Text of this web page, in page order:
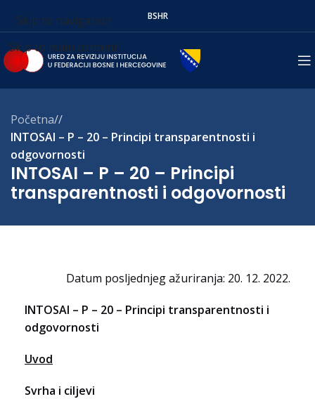
Skip to navigation
Skip to main content
BSHR
INTOSAI – P – 20 – Principi
transparentnosti i odgovornosti
Početna/
INTOSAI – P – 20 – Principi transparentnosti i
odgovornosti
Datum posljednjeg ažuriranja: 20. 12. 2022.
INTOSAI – P – 20 – Principi transparentnosti i
odgovornosti
Uvod
Svrha i ciljevi